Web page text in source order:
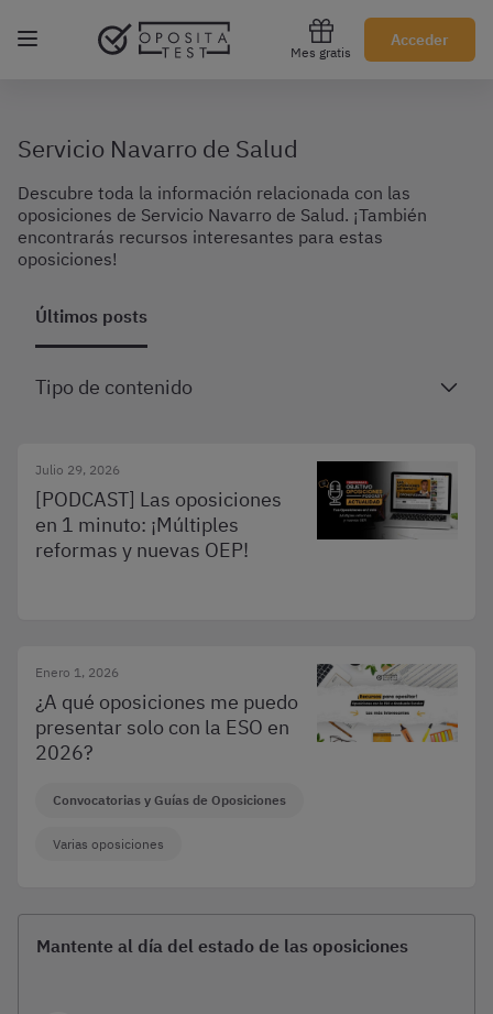
Mes gratis
Acceder
Regístrate gratis
Servicio Navarro de Salud
Descubre toda la información relacionada con las
oposiciones de Servicio Navarro de Salud. ¡También
encontrarás recursos interesantes para estas
oposiciones!
Últimos posts
Tipo de contenido
Julio 29, 2026
[PODCAST] Las oposiciones
en 1 minuto: ¡Múltiples
reformas y nuevas OEP!
Enero 1, 2026
¿A qué oposiciones me puedo
presentar solo con la ESO en
2026?
Convocatorias y Guías de Oposiciones
Varias oposiciones
Mantente al día del estado de las oposiciones